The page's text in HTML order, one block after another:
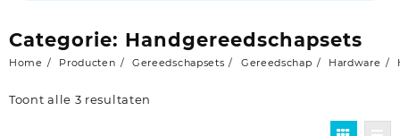
Categorie: Handgereedschapsets
Home Producten Gereedschapsets Gereedschap Hardware
Toont alle 3 resultaten